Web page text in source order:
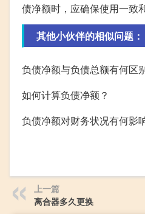
债净额时，应确保使用一致
其他小伙伴的相似问题：
负债净额与负债总额有何区
如何计算负债净额？
负债净额对财务状况有何影
上一篇
离合器多久更换